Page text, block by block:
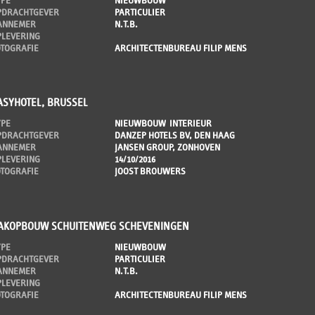
PARTICULIER
N.T.B.
ARCHITECTENBUREAU FILIP MENS
BRUSSEL
NIEUWBOUW
INTERIEUR
DANZEP HOTELS BV, DEN HAAG
JANSEN GROUP, ZONHOVEN
14/10/2016
JOOST BROUWERS
SCHUITENWEG SCHEVENINGEN
NIEUWBOUW
PARTICULIER
N.T.B.
ARCHITECTENBUREAU FILIP MENS